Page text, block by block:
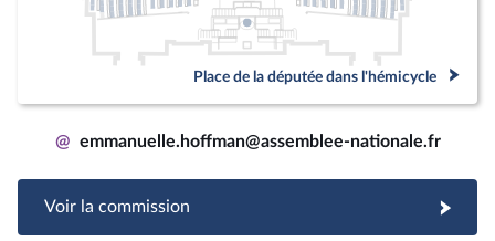
Place de la députée dans l'hémicycle
@ emmanuelle.hoffman@assemblee-nationale.fr
Voir la commission